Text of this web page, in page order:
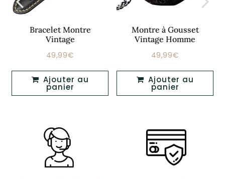
Bracelet Montre
Vintage
Prix
49,99€
panier
Montre à Gousset
Vintage Homme
Prix
49,99€
panier